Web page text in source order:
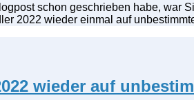
schon geschrieben habe, war
2022 wieder einmal auf
wieder auf